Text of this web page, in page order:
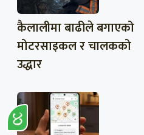
कैलालीमा बाढीले बगाएको
मोटरसाइकल र चालकको
उद्धार